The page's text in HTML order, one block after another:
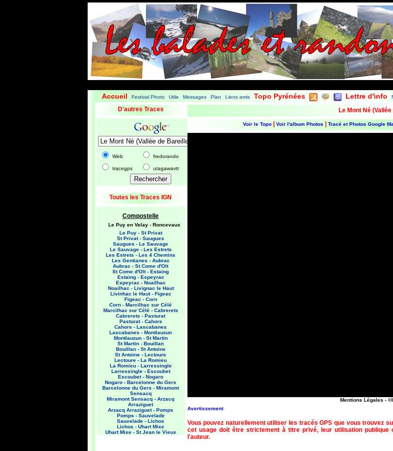
Accueil Festival Photo Utile Messages Plan Liens amis Topo Pyrénées Lettre d'info
D'autres Traces
Web fredorando
tracegps utagawavtt
Toutes les Traces IGN
Compostelle
Le Puy en Velay - Roncevaux
Le Puy - St Privat
St Privat - Saugues
Saugues - Le Sauvage
Le Sauvage - Les Estrets
Les Estrets - Les 4 Chemins
Les Gentianes - Aubrac
Aubrac - St Come d'Olt
St Come d'Olt - Estaing
Estaing - Espeyrac
Espeyrac - Noailhac
Noailhac - Livignac le Haut
Livinhac le Haut - Figeac
Figeac - Corn
Corn - Marcilhac sur Célé
Marcilhac sur Célé - Cabrerets
Cabrerets - Pasturat
Pasturat - Cahors
Cahors - Lascabanes
Lascabanes - Montlauzun
Montlauzun - St Martin
St Martin - Bouillan
Bouillan - St Antoine
St Antoine - Lectoure
Lectoure - La Romieu
La Romieu - Larressingle
Larressingle - Escoubet
Escoubet - Nogaro
Nogaro - Barcelonne du Gers
Barcelonne du Gers - Miramont
Sensacq
Miramont Sensacq - Arzacq
Arraziguet
Arzacq Arraziguet - Pomps
Pomps - Sauvelade
Sauvelade - Lichos
Lichos - Uhart Mixe
Uhart Mixe - St Jean le Vieux
Le Mont Né
Voir le Topo Voir l'album Photos Tracé et Photos Google
Mentions Légales -
Avertissement
Vous pouvez naturellement utiliser les tracés GPS que vous trouvez
cet usage doit être strictement à titre privé, leur utilisation
l'auteur.